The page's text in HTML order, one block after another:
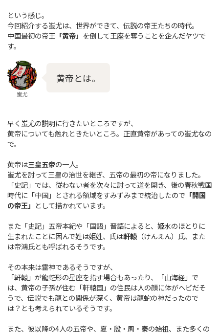
という感じ。
今回紹介する蚩尤は、世界ができて、伝説の帝王たちの時代。
中国最初の帝王 「黄帝」 を倒して王座を奪うことを企んだヤツで
す。
蚩尤
黄帝とは。
早く蚩尤の説明に行きたいところですが、
黄帝についても触れときたいところ。正直黄帝があっての蚩尤なの
で。
黄帝は三皇五帝の一人。
蚩尤を討って三皇の治世を継ぎ、五帝の最初の帝になりました。
「史記」では、従わない者を次々に討って道を開き、後の春秋戦国
時代に「中国」とされる領域をすみずみまで統治したので 「開国
の帝王」 として描かれています。
また「史記」五帝本紀や「国語」晋語によると、姫水のほとりに
生まれたことに因んで姓は姫姓、氏は軒轅 （けんえん）氏、また
は帝鴻氏とも呼ばれるそうです。
その本来は雷神であるそうですが、
「軒轅」が龍蛇形の星座を指す場合もあったり、「山海経」で
は、黄帝の子孫が住む「軒轅国」の住民は人の顔に体がヘビだそ
うで、伝説でも龍との関係が深く、黄帝は龍蛇の神だったので
は？とも考えられているそうです。
また、彼以降の4人の五帝や、夏・殷・周・秦の始祖、また多くの